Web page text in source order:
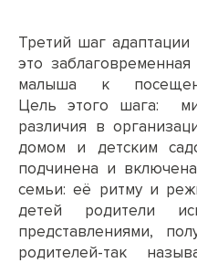
Третий шаг адаптации
это
малыша к
Цель этого шага:
различия в
домом и детским
подчинена и
семьи: её ритму и
детей родители
представлениями,
родителей-так